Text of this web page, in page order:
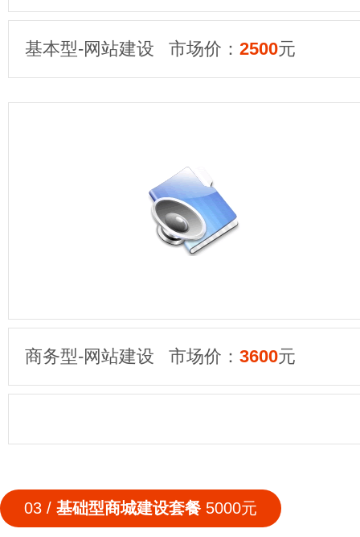
基本型-网站建设 市场价： 2500元
商务型-网站建设 市场价： 3600元
03 / 基础型商城建设套餐 5000元